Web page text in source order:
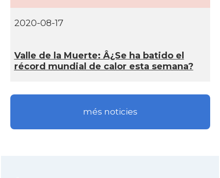
CAMON
CAMON Catalans a Sarasota, Florida, USA
Catalans a Silicon Valley (San Jose),
2020-08-17
Valle de la Muerte: Â¿Se ha batido el
récord mundial de calor esta semana?
més noticies